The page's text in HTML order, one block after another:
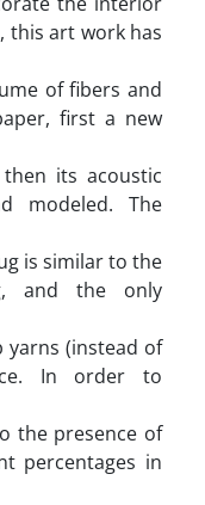
this art work has
of fibers and
first a new
its acoustic
modeled. The
is similar to the
and the only
(instead of
In order to
the presence of
percentages in